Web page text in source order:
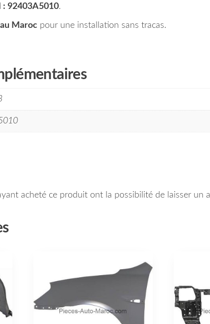
: 92403A5010.
Maroc pour une installation sans tracas.
acheté ce produit ont la possibilité de laisser un